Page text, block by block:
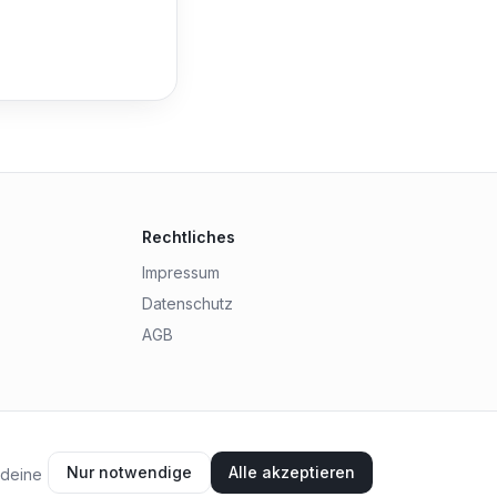
Rechtliches
Impressum
Datenschutz
AGB
Nur notwendige Alle akzeptieren